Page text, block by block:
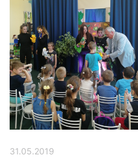
31.05.2019